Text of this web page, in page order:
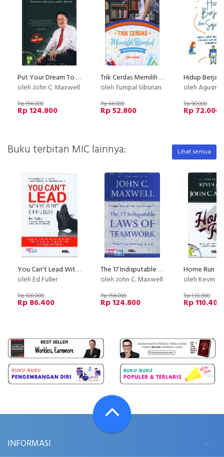
Put Your Dream To The Test
oleh John C. Maxwell
Rp 156.000
Rp 124.800
Trik Cerdas Memilih Bimbel (Petunjuk Untuk Siswa dan Orang Tua)
oleh Tumpal Siburian
Rp 66.000
Rp 52.800
oleh
Rp 90.000
Rp 72.000
Buku terbitan MIC lainnya: Lihat semua
You Can't Lead With Your Feet On The Desk
oleh Ed Fuller
Rp 108.000
Rp 86.400
The 17 Indisputable Laws of Teamwork - 17 Hukum Mutlak untuk Membangun Kerja Sama Tim
oleh John C. Maxwell
Rp 156.000
Rp 124.800
oleh Kevin Myers dan
Rp 138.000
Rp 110.400
INFORMASI